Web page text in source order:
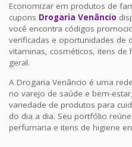
Economizar em produtos de
cupons Drogaria Venâncio
você encontra códigos
verificadas e oportunidades de
vitaminas, cosméticos, itens
geral.
A Drogaria Venâncio é uma
no varejo de saúde e bem-
variedade de produtos para
do dia a dia. Seu portfólio
perfumaria e itens de higiene